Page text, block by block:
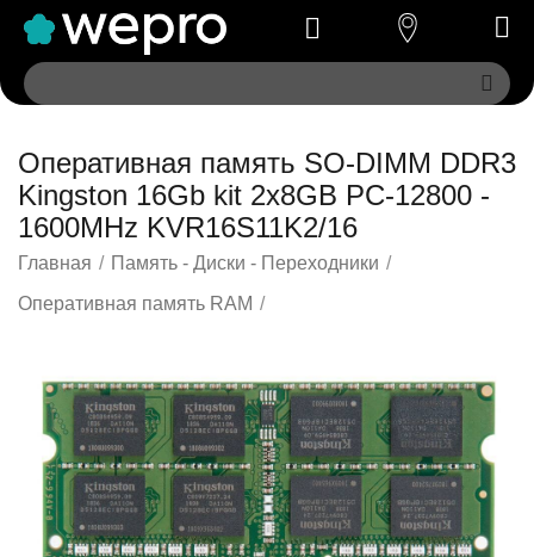
Оперативная память SO-DIMM DDR3
Kingston 16Gb kit 2x8GB PC-12800 -
1600MHz KVR16S11K2/16
Главная / Память - Диски - Переходники /
Оперативная память RAM /